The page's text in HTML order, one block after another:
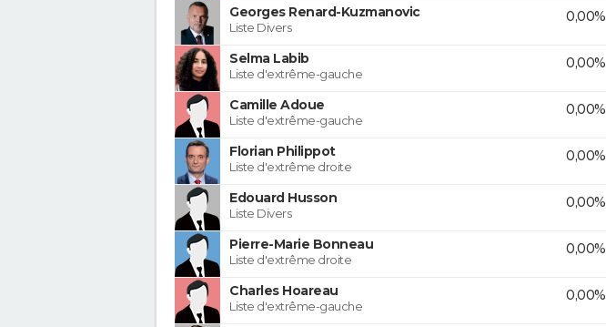
Georges Renard-Kuzmanovic
Liste Divers
0,00%
Selma Labib
Liste d'extrême-gauche
0,00%
Camille Adoue
Liste d'extrême-gauche
0,00%
Florian Philippot
Liste d'extrême droite
0,00%
Edouard Husson
Liste Divers
0,00%
Pierre-Marie Bonneau
Liste d'extrême droite
0,00%
Charles Hoareau
Liste d'extrême-gauche
0,00%